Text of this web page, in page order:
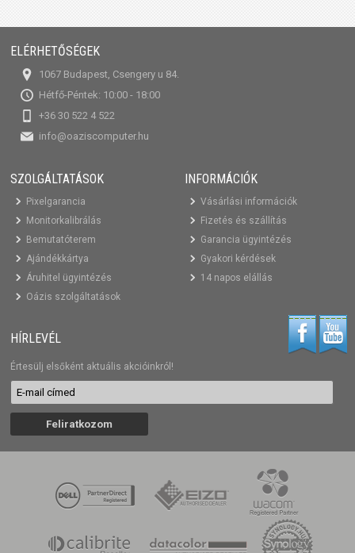
ELÉRHETŐSÉGEK
1067 Budapest, Csengery u 84.
Hétfő-Péntek: 10:00 - 18:00
+36 30 522 4 522
info@oaziscomputer.hu
SZOLGÁLTATÁSOK
Pixelgarancia
Monitorkalibrálás
Bemutatóterem
Ajándékkártya
Áruhitel ügyintézés
Oázis szolgáltatások
INFORMÁCIÓK
Vásárlási információk
Fizetés és szállítás
Garancia ügyintézés
Gyakori kérdések
14 napos elállás
HÍRLEVÉL
Értesülj elsőként aktuális akcióinkról!